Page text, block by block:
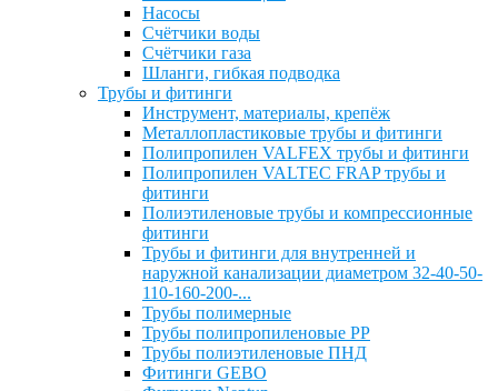
Насосы
Счётчики воды
Счётчики газа
Шланги, гибкая подводка
Трубы и фитинги
Инструмент, материалы, крепёж
Металлопластиковые трубы и фитинги
Полипропилен VALFEX трубы и фитинги
Полипропилен VALTEC FRAP трубы и
фитинги
Полиэтиленовые трубы и компрессионные
фитинги
Трубы и фитинги для внутренней и
наружной канализации диаметром 32-40-50-
110-160-200-...
Трубы полимерные
Трубы полипропиленовые PP
Трубы полиэтиленовые ПНД
Фитинги GEBO